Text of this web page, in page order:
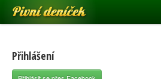
Pivní deníček
Pivní mapa
Pivní značky
Přihlášení